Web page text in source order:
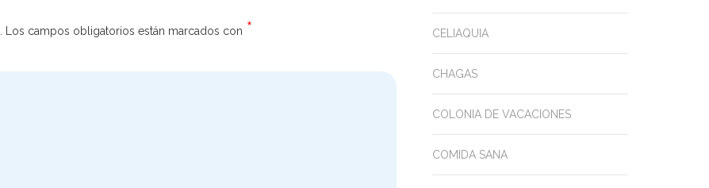
Los campos obligatorios están marcados con * CELIAQUIA
CHAGAS
COLONIA DE VACACIONES
COMIDA SANA